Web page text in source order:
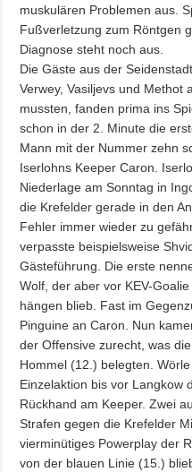
muskulären Problemen aus.
Fußverletzung zum Röntgen
Diagnose steht noch aus.
Die Gäste aus der
Verwey, Vasiljevs und Methot
mussten, fanden prima ins
schon in der 2. Minute die
Mann mit der Nummer zehn
Iserlohns Keeper Caron.
Niederlage am Sonntag in
die Krefelder gerade in den
Fehler immer wieder zu
verpasste beispielsweise
Gästeführung. Die erste
Wolf, der aber vor KEV-
hängen blieb. Fast im
Pinguine an Caron. Nun
der Offensive zurecht, was
Hommel (12.) belegten.
Einzelaktion bis vor Langkow
Rückhand am Keeper. Zwei
Strafen gegen die Krefelder
vierminütiges Powerplay der
von der blauen Linie (15.)